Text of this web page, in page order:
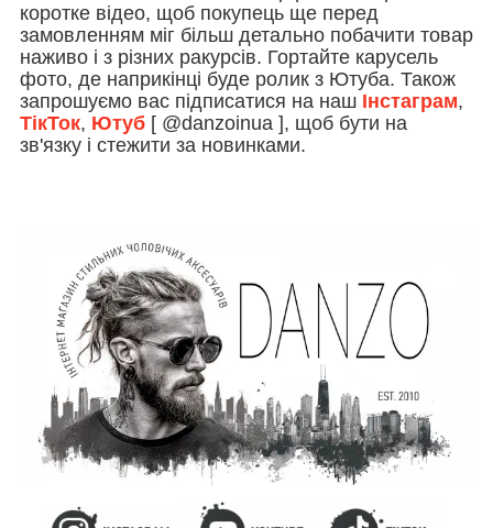
коротке відео, щоб покупець ще перед
замовленням міг більш детально побачити товар
наживо і з різних ракурсів. Гортайте карусель
фото, де наприкінці буде ролик з Ютуба. Також
запрошуємо вас підписатися на наш Інстаграм,
ТікТок, Ютуб [ @danzoinua ], щоб бути на
зв'язку і стежити за новинками.